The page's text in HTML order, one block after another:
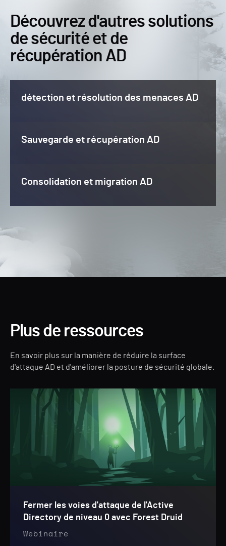
Découvrez d'autres solutions
de sécurité et de
récupération AD
détection et résolution des menaces AD
Sauvegarde et récupération AD
Consolidation et migration AD
Plus de ressources
En savoir plus sur la manière de réduire la surface
d'attaque AD et d'améliorer la posture de sécurité globale.
Fermer les voies d'attaque de l'Active
Directory de niveau 0 avec Forest Druid
Webinaire